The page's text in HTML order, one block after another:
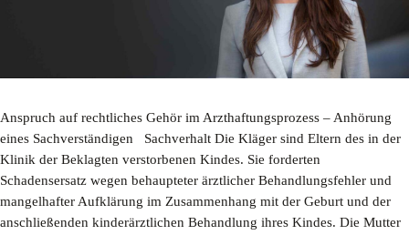
Anspruch auf rechtliches Gehör im Arzthaftungsprozess – Anhörung
eines Sachverständigen Sachverhalt Die Kläger sind Eltern des in der
Klinik der Beklagten verstorbenen Kindes. Sie forderten
Schadensersatz wegen behaupteter ärztlicher Behandlungsfehler und
mangelhafter Aufklärung im Zusammenhang mit der Geburt und der
anschließenden kinderärztlichen Behandlung ihres Kindes. Die Mutter